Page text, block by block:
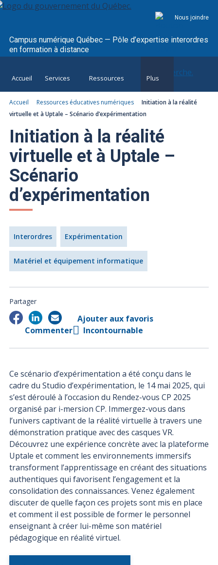
Nous joindre
Campus numérique Québec — Pôle d’expertise interordres
en formation à distance
Accueil Services Ressources Plus
Accueil Ressources éducatives numériques
Initiation à la réalité
virtuelle et à Uptale – Scénario d’expérimentation
Initiation à la réalité
virtuelle et à Uptale –
Scénario
d’expérimentation
Interordres Expérimentation
Matériel et équipement informatique
Partager
Ajouter aux favoris
Commenter
Incontournable
Ce scénario d’expérimentation a été conçu dans le
cadre du Studio d’expérimentation, le 14 mai 2025, qui
s’est déroulé à l’occasion du Rendez-vous CP 2025
organisé par i-mersion CP. Immergez-vous dans
l’univers captivant de la réalité virtuelle à travers une
démonstration pratique avec des casques VR.
Découvrez une expérience concrète avec la plateforme
Uptale et comment les environnements immersifs
transforment l’apprentissage en créant des situations
authentiques qui favorisent l’engagement et la
consolidation des connaissances. Venez également
discuter de quelle façon ces projets sont mis en place
et comment il est possible de former le personnel
enseignant à créer lui-même son matériel
pédagogique en réalité virtuel.